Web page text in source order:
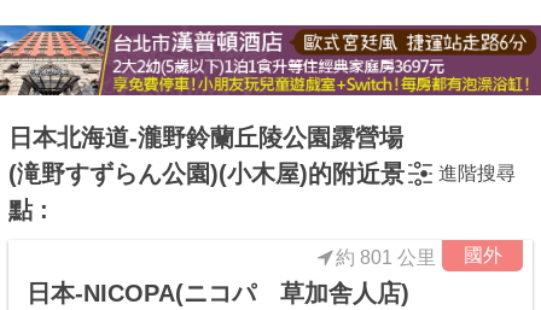
首 頁
好康優惠
日本北海道-瀧野鈴蘭丘陵公園露營場
(滝野すずらん公園)(小木屋)的附近景
點 :
進階搜尋
國外
約 801 公里
日本-NICOPA(ニコパ 草加舎人店)